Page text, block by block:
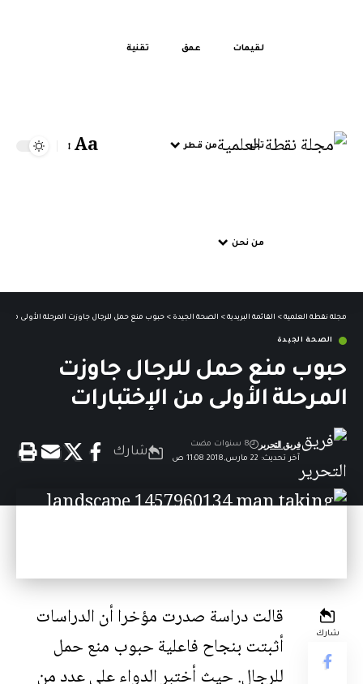
لقيمات عمق تقنية
تحر من قطر
من نحن
Aa
مجلة نقطة العلمية > القائمة البريدية > الصحة الجيدة > حبوب منع حمل للرجال جاوزت المرحلة الأولى من
الصحة الجيدة
حبوب منع حمل للرجال جاوزت
المرحلة الأولى من الإختبارات
آخر تحديث: 22 مارس,2018 11:08 ص
فريق التحرير 8 سنوات مضت
شارك
شارك
قالت دراسة صدرت مؤخرا أن الدراسات
أثبتت بنجاح فاعلية حبوب منع حمل
للرجال. حيث أختبر الدواء على عدد من